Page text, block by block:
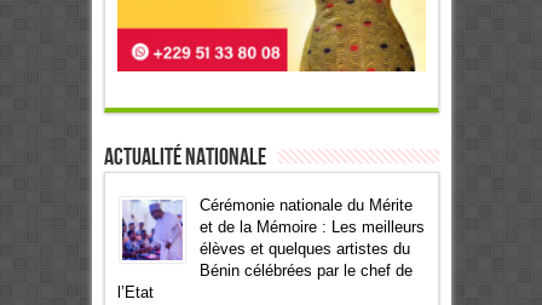
Actualité Nationale
Cérémonie nationale du Mérite
et de la Mémoire : Les meilleurs
élèves et quelques artistes du
Bénin célébrées par le chef de
l’Etat